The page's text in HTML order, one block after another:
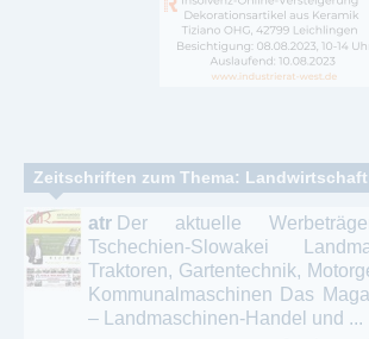
atr Der aktuelle
Tschechien-Slowakei
Traktoren, Gartentechnik,
Kommunalmaschinen Das
– Landmaschinen-Handel und ...